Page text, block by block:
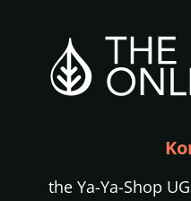
the Ya-Ya-Shop